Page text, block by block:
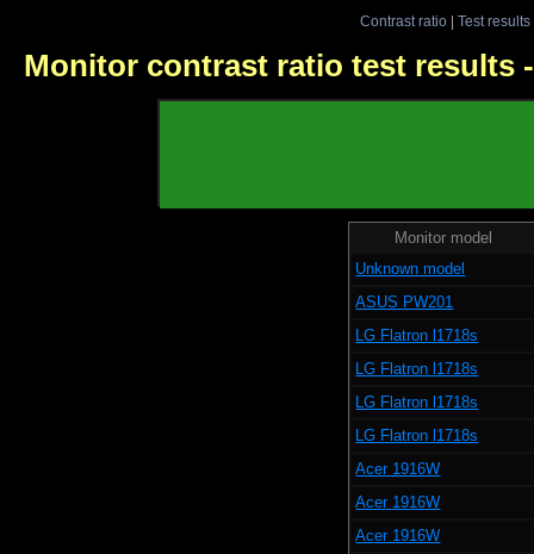
Contrast ratio| Test results
Monitor contrast ratio test results
Monitor model
Unknown model
ASUS PW201
LG Flatron l1718s
LG Flatron l1718s
LG Flatron l1718s
LG Flatron l1718s
Acer 1916W
Acer 1916W
Acer 1916W